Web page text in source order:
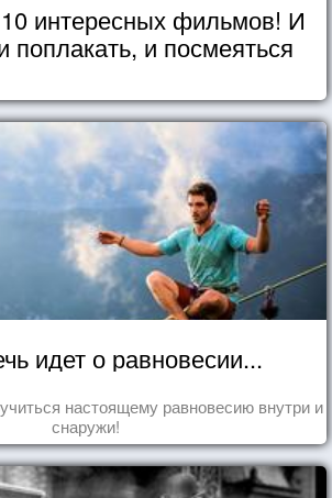
интересных фильмов! И
поплакать, и посмеяться
идет о равновесии...
настоящему равновесию внутри и
снаружи!